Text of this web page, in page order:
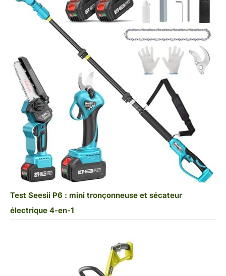
Test Seesii P6 : mini tronçonneuse et sécateur
électrique 4-en-1